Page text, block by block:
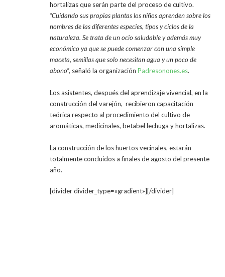
hortalizas que serán parte del proceso de cultivo.
“Cuidando sus propias plantas los niños aprenden sobre los
nombres de las diferentes especies, tipos y ciclos de la
naturaleza. Se trata de un ocio saludable y además muy
económico ya que se puede comenzar con una simple
maceta, semillas que solo necesitan agua y un poco de
abono”, señaló la organización Padresonones.es.
Los asistentes, después del aprendizaje vivencial, en la
construcción del varejón, recibieron capacitación
teórica respecto al procedimiento del cultivo de
aromáticas, medicinales, betabel lechuga y hortalizas.
La construcción de los huertos vecinales, estarán
totalmente concluidos a finales de agosto del presente
año.
[divider divider_type=»gradient»][/divider]